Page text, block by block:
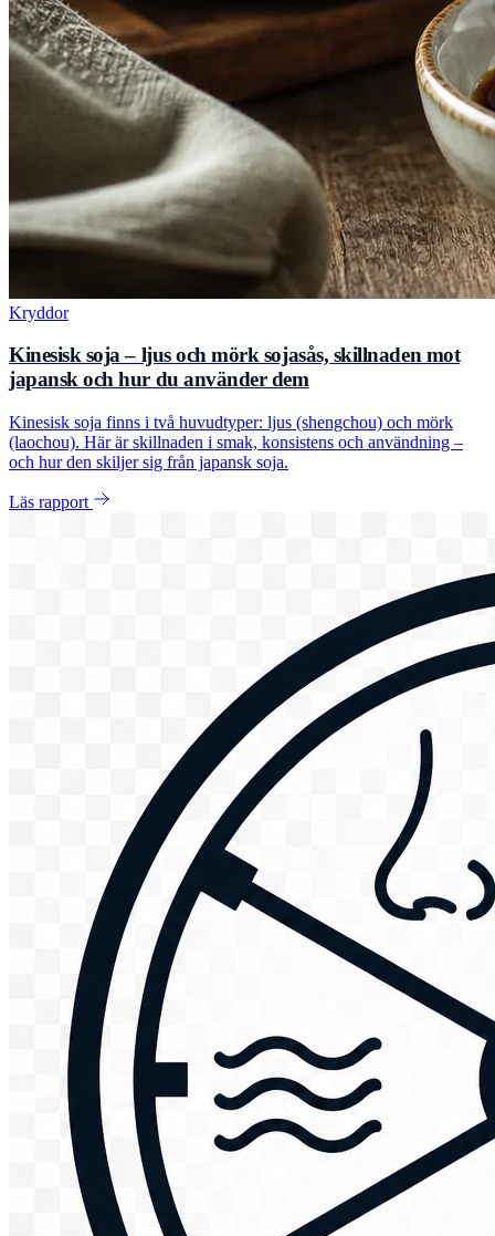
Kryddor
Kinesisk soja – ljus och mörk sojasås, skillnaden mot
japansk och hur du använder dem
Kinesisk soja finns i två huvudtyper: ljus (shengchou) och mörk
(laochou). Här är skillnaden i smak, konsistens och användning –
och hur den skiljer sig från japansk soja.
Läs rapport